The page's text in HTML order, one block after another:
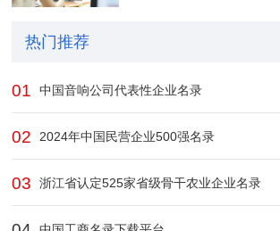
热门推荐
01 中国音响公司代表性企业名录
02 2024年中国民营企业500强名录
03 浙江省认定525家省级骨干农业企业​名录